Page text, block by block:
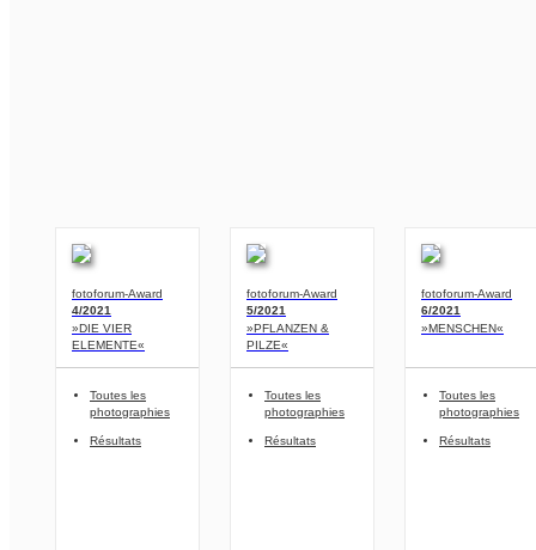
fotoforum-Award
4/2021
»DIE VIER
ELEMENTE«
Toutes les
photographies
Résultats
fotoforum-Award
5/2021
»PFLANZEN &
PILZE«
Toutes les
photographies
Résultats
fotoforum-Award
6/2021
»MENSCHEN«
Toutes les
photographies
Résultats